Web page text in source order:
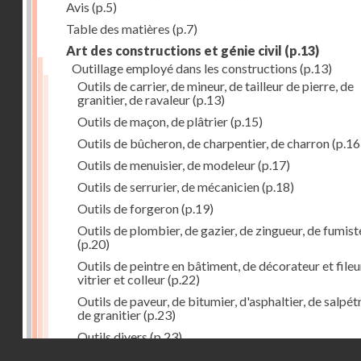
Avis (p.5)
Table des matières (p.7)
Art des constructions et génie civil (p.13)
Outillage employé dans les constructions (p.13)
Outils de carrier, de mineur, de tailleur de pierre, de
granitier, de ravaleur(p.13)
Outils de maçon, de plâtrier(p.15)
Outils de bûcheron, de charpentier, de charron
Outils de menuisier, de modeleur(p.17)
Outils de serrurier, de mécanicien(p.18)
Outils de forgeron(p.19)
Outils de plombier, de gazier, de zingueur, de
(p.20)
Outils de peintre en bâtiment, de décorateur et
vitrier et colleur(p.22)
Outils de paveur, de bitumier, d'asphaltier, de
de granitier(p.23)
Outils divers(p.23)